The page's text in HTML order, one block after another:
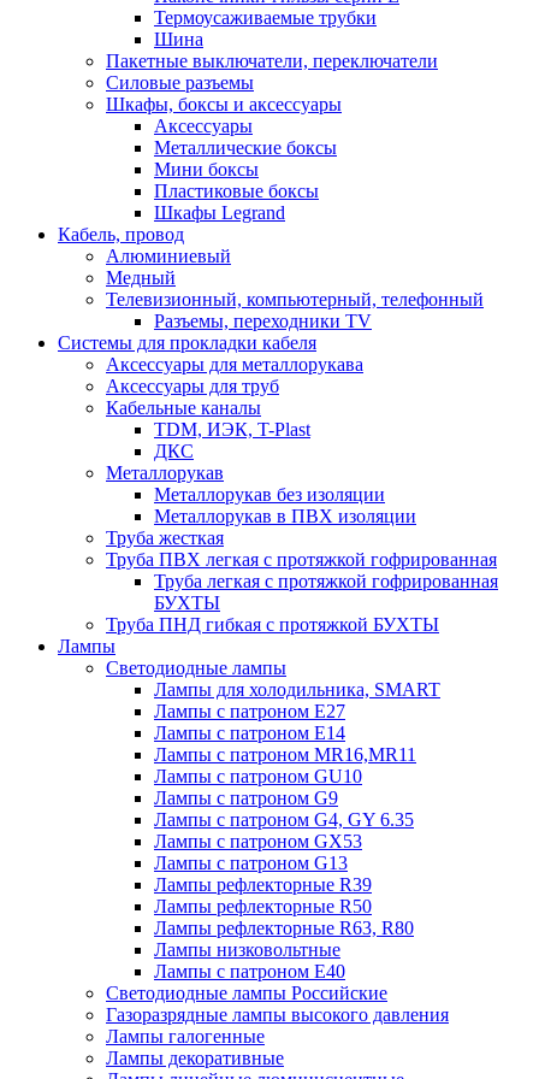
Термоусаживаемые трубки
Шина
Пакетные выключатели, переключатели
Силовые разъемы
Шкафы, боксы и аксессуары
Аксессуары
Металлические боксы
Мини боксы
Пластиковые боксы
Шкафы Legrand
Кабель, провод
Алюминиевый
Медный
Телевизионный, компьютерный, телефонный
Разъемы, переходники TV
Системы для прокладки кабеля
Аксессуары для металлорукава
Аксессуары для труб
Кабельные каналы
TDM, ИЭК, T-Plast
ДКС
Металлорукав
Металлорукав без изоляции
Металлорукав в ПВХ изоляции
Труба жесткая
Труба ПВХ легкая с протяжкой гофрированная
Труба легкая с протяжкой гофрированная
БУХТЫ
Труба ПНД гибкая с протяжкой БУХТЫ
Лампы
Светодиодные лампы
Лампы для холодильника, SMART
Лампы с патроном E27
Лампы с патроном Е14
Лампы с патроном MR16,MR11
Лампы с патроном GU10
Лампы с патроном G9
Лампы с патроном G4, GY 6.35
Лампы с патроном GX53
Лампы с патроном G13
Лампы рефлекторные R39
Лампы рефлекторные R50
Лампы рефлекторные R63, R80
Лампы низковольтные
Лампы с патроном Е40
Светодиодные лампы Российские
Газоразрядные лампы высокого давления
Лампы галогенные
Лампы декоративные